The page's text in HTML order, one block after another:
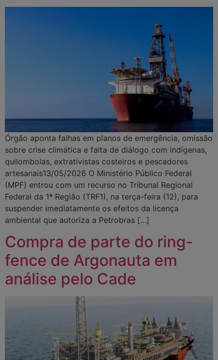
Órgão aponta falhas em planos de emergência, omissão
sobre crise climática e falta de diálogo com indígenas,
quilombolas, extrativistas costeiros e pescadores
artesanais13/05/2026 O Ministério Público Federal
(MPF) entrou com um recurso no Tribunal Regional
Federal da 1ª Região (TRF1), na terça-feira (12), para
suspender imediatamente os efeitos da licença
ambiental que autoriza a Petrobras […]
Compra de parte do ring-
fence de Argonauta em
análise pelo Cade